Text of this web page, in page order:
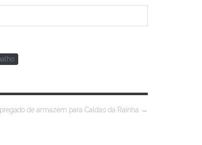
de armazém para Caldas da Rainha →